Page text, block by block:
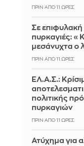
ΠΡΙΝ ΑΠΌ 11 ΏΡΕΣ
Σε επιφυλακή
πυρκαγιές:
μεσάνυχτα ο
ΠΡΙΝ ΑΠΌ 11 ΏΡΕΣ
ΕΛ.Α.Σ.:
πολιτικής
πυρκαγιών
ΠΡΙΝ ΑΠΌ 11 ΏΡΕΣ
Ατύχημα για